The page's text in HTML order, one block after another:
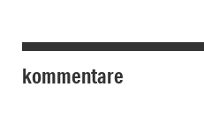
kommentare